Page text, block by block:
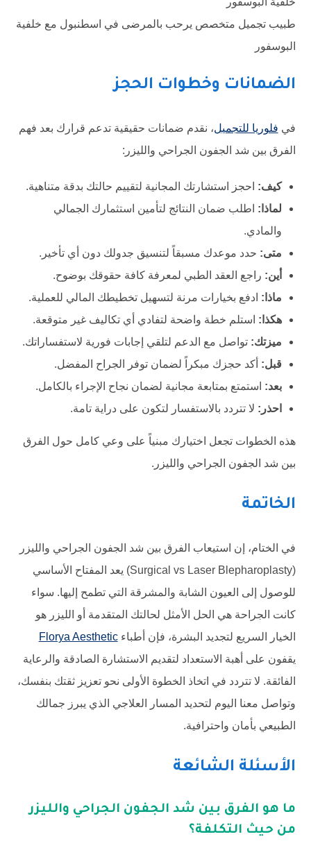
طبيب تجميل متخصص يرحب بالمرضى في اسطنبول مع خلفية
البوسفور
الضمانات وخطوات الحجز
في فلوريا للتجميل، نقدم ضمانات حقيقية تدعم قرارك بعد فهم
الفرق بين شد الجفون الجراحي والليزر:
كيف: احجز استشارتك المجانية لتقييم حالتك بدقة متناهية.
لماذا: اطلب ضمان النتائج لتأمين استثمارك الجمالي
والمادي.
متى: حدد موعدك مسبقاً لتنسيق جدولك دون أي تأخير.
أين: راجع العقد الطبي لمعرفة كافة حقوقك بوضوح.
ماذا: ادفع بخيارات مرنة لتسهيل تخطيطك المالي للعملية.
هكذا: استلم خطة واضحة لتفادي أي تكاليف غير متوقعة.
ميزتك: تواصل مع الدعم لتلقي إجابات فورية لاستفساراتك.
قبل: أكد حجزك مبكراً لضمان توفر الجراح المفضل.
بعد: استمتع بمتابعة مجانية لضمان نجاح الإجراء بالكامل.
احذر: لا تتردد بالاستفسار لتكون على دراية تامة.
هذه الخطوات تجعل اختيارك مبنياً على وعي كامل حول الفرق
بين شد الجفون الجراحي والليزر.
الخاتمة
في الختام، إن استيعاب الفرق بين شد الجفون الجراحي والليزر
(Surgical vs Laser Blepharoplasty) يعد المفتاح الأساسي
للوصول إلى العيون الشابة والمشرقة التي تطمح إليها. سواء
كانت الجراحة هي الحل الأمثل لحالتك المتقدمة أو الليزر هو
الخيار السريع لتجديد البشرة، فإن أطباءFlorya Aesthetic
يقفون على أهبة الاستعداد لتقديم الاستشارة الصادقة والرعاية
الفائقة. لا تتردد في اتخاذ الخطوة الأولى نحو تعزيز ثقتك بنفسك،
وتواصل معنا اليوم لتحديد المسار العلاجي الذي يبرز جمالك
الطبيعي بأمان واحترافية.
الأسئلة الشائعة
ما هو الفرق بين شد الجفون الجراحي والليزر
من حيث التكلفة؟